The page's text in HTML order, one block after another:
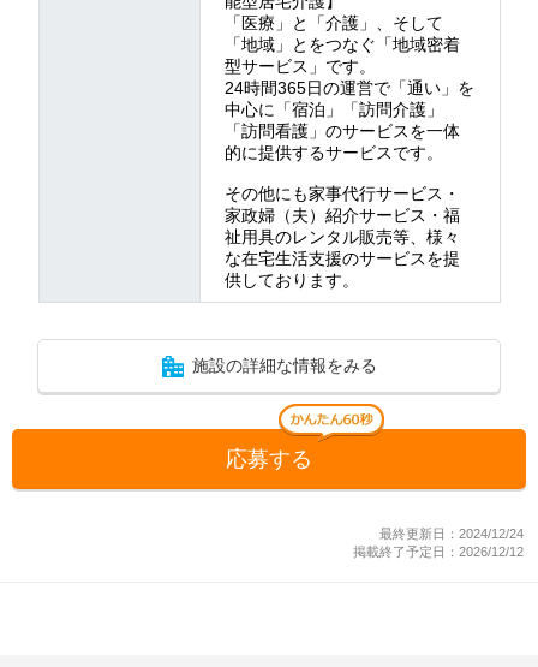
「医療」と「介護」、そして
「地域」とをつなぐ「地域密着
型サービス」です。
24時間365日の運営で「通い」を
中心に「宿泊」「訪問介護」
「訪問看護」のサービスを一体
的に提供するサービスです。
その他にも家事代行サービス・
家政婦（夫）紹介サービス・福
祉用具のレンタル販売等、様々
な在宅生活支援のサービスを提
供しております。
施設の詳細な情報をみる
応募する
最終更新日：2024/12/24
掲載終了予定日：2026/12/12